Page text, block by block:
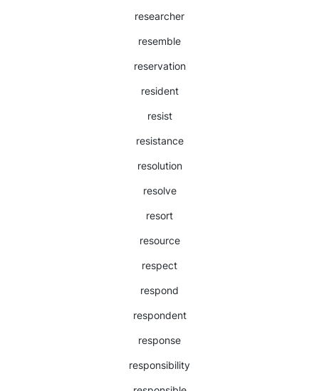
researcher
resemble
reservation
resident
resist
resistance
resolution
resolve
resort
resource
respect
respond
respondent
response
responsibility